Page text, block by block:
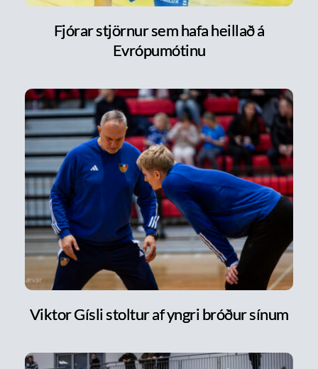
Fjórar stjörnur sem hafa heillað á
Evrópumótinu
Viktor Gísli stoltur af yngri bróður sínum